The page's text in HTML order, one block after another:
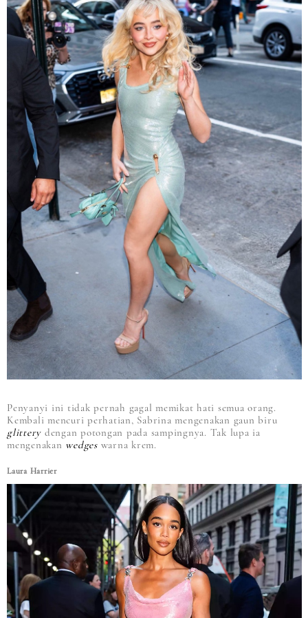
Penyanyi ini tidak pernah gagal memikat hati semua orang.
Kembali mencuri perhatian, Sabrina mengenakan gaun biru
glittery dengan potongan pada sampingnya. Tak lupa ia
mengenakan wedgeswarna krem.
Laura Harrier